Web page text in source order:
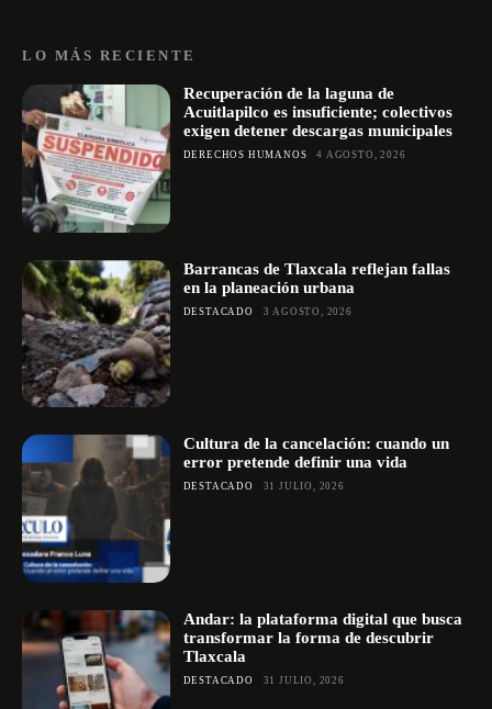
LO MÁS RECIENTE
Recuperación de la laguna de
Acuitlapilco es insuficiente; colectivos
exigen detener descargas municipales
DERECHOS HUMANOS 4 AGOSTO, 2026
Barrancas de Tlaxcala reflejan fallas
en la planeación urbana
DESTACADO 3 AGOSTO, 2026
Cultura de la cancelación: cuando un
error pretende definir una vida
DESTACADO 31 JULIO, 2026
Andar: la plataforma digital que busca
transformar la forma de descubrir
Tlaxcala
DESTACADO 31 JULIO, 2026